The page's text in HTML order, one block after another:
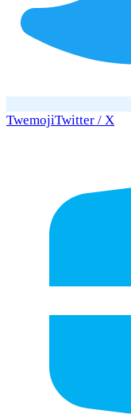
TwemojiTwitter / X